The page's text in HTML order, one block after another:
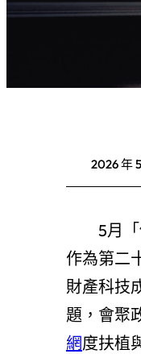
2026 年
5月
作為第二
財產科技
題，會聚
網度扶植